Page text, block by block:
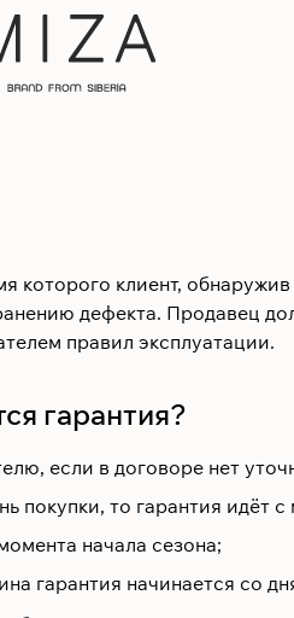
которого клиент,
дефекта. Продавец
правил эксплуатации.
гарантия?
если в договоре нет
покупки, то гарантия идёт
начала сезона;
гарантия начинается со